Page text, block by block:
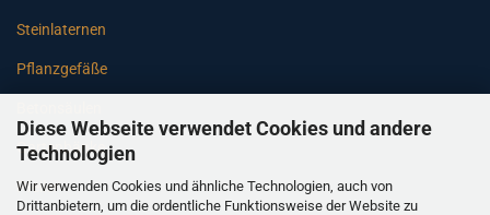
Diese Webseite verwendet Cookies und andere
Technologien
Wir verwenden Cookies und ähnliche Technologien, auch von
Drittanbietern, um die ordentliche Funktionsweise der Website zu
Steinlaternen
Pflanzgefäße
Gartenbänke
Pfeiler